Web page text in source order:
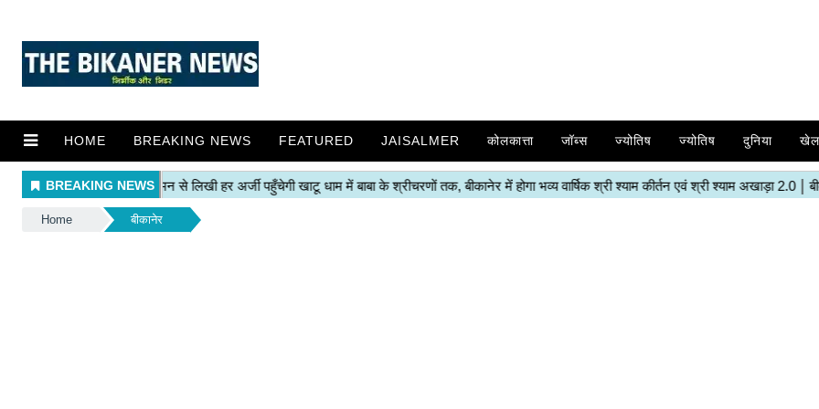
HOME BREAKING NEWS FEATURED JAISALMER कोलकात्ता जॉब्स ज्योतिष ज्योतिष दुनिया खेल
Home बीकानेर